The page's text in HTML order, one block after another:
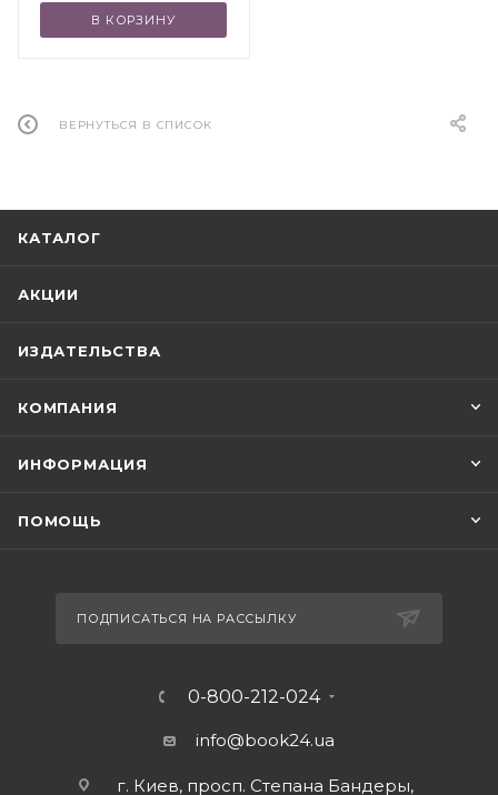
В КОРЗИНУ
ВЕРНУТЬСЯ В СПИСОК
КАТАЛОГ
АКЦИИ
ИЗДАТЕЛЬСТВА
КОМПАНИЯ
ИНФОРМАЦИЯ
ПОМОЩЬ
ПОДПИСАТЬСЯ НА РАССЫЛКУ
0-800-212-024
info@book24.ua
г. Киев, просп. Степана Бандеры,